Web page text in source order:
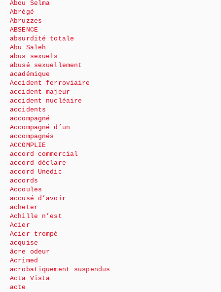
Abou Selma
Abrégé
Abruzzes
ABSENCE
absurdité totale
Abu Saleh
abus sexuels
abusé sexuellement
académique
Accident ferroviaire
accident majeur
accident nucléaire
accidents
accompagné
Accompagné d’un
accompagnés
ACCOMPLIE
accord commercial
accord déclare
accord Unedic
accords
Accoules
accusé d’avoir
acheter
Achille n’est
Acier
Acier trompé
acquise
âcre odeur
Acrimed
acrobatiquement suspendus
Acta Vista
acte